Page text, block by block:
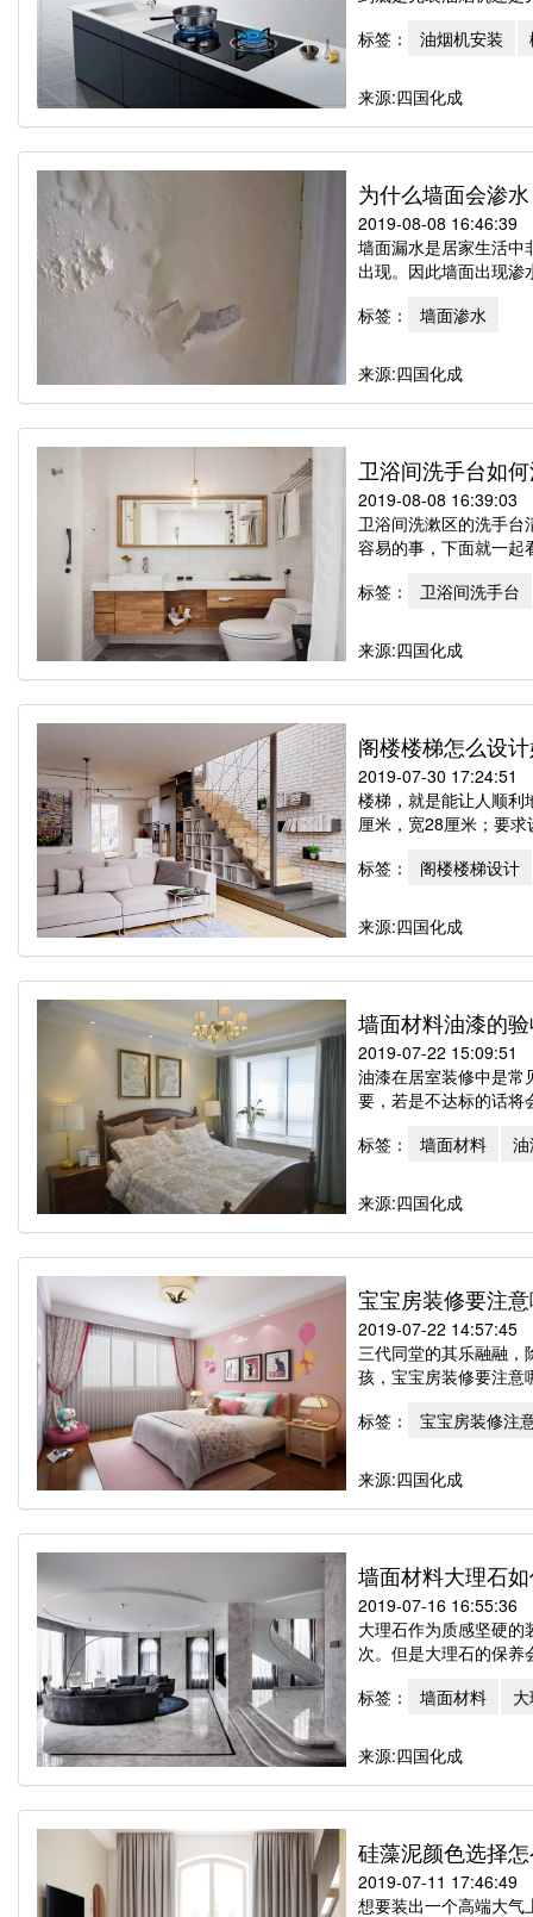
标签：
油烟机安装
来源:四国化成
为什么墙面会渗
2019-08-08 16:46:39
墙面漏水是居家生活中
出现。因此墙面出现渗
标签：
墙面渗水
来源:四国化成
卫浴间洗手台如
2019-08-08 16:39:03
卫浴间洗漱区的洗手台
容易的事，下面就一起
标签：
卫浴间洗手台
来源:四国化成
阁楼楼梯怎么设
2019-07-30 17:24:51
楼梯，就是能让人顺利
厘米，宽28厘米；要
标签：
阁楼楼梯设计
来源:四国化成
墙面材料油漆的
2019-07-22 15:09:51
油漆在居室装修中是常
要，若是不达标的话将
标签：
墙面材料
来源:四国化成
宝宝房装修要注
2019-07-22 14:57:45
三代同堂的其乐融融，
孩，宝宝房装修要注意
标签：
宝宝房装修注
来源:四国化成
墙面材料大理石
2019-07-16 16:55:36
大理石作为质感坚硬
次。但是大理石的保
标签：
墙面材料
来源:四国化成
硅藻泥颜色选择
2019-07-11 17:46:49
想要装出一个高端大气